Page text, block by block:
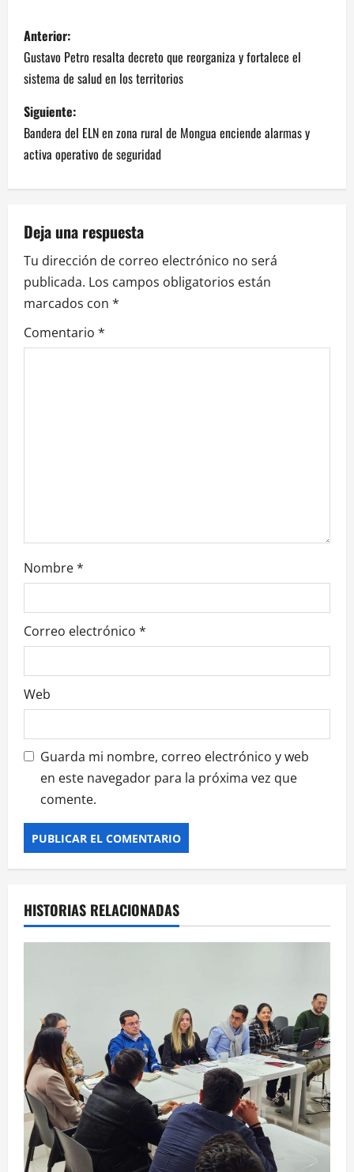
Anterior:
Gustavo Petro resalta decreto que reorganiza y fortalece el
sistema de salud en los territorios
Siguiente:
Bandera del ELN en zona rural de Mongua enciende alarmas y
activa operativo de seguridad
Deja una respuesta
Tu dirección de correo electrónico no será
publicada. Los campos obligatorios están
marcados con *
Comentario *
Nombre*
Correo electrónico *
Web
Guarda mi nombre, correo electrónico y web
en este navegador para la próxima vez que
comente.
HISTORIAS RELACIONADAS